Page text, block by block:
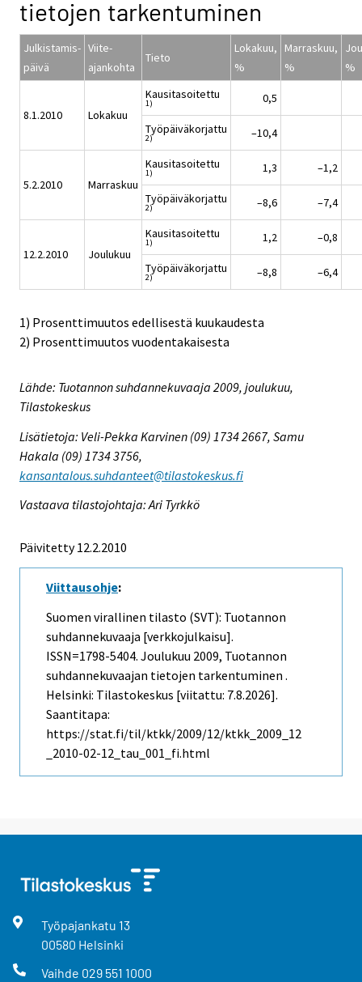
tietojen tarkentuminen
Julkistamis-
päivä
Viite-
ajankohta
Tieto
Lokakuu,
%
Marraskuu,
%
%
8.1.2010 Lokakuu
Kausitasoitettu
1) 0,5
Työpäiväkorjattu
2) –10,4
5.2.2010 Marraskuu
Kausitasoitettu
1) 1,3 –1,2
Työpäiväkorjattu
2) –8,6 –7,4
12.2.2010 Joulukuu
Kausitasoitettu
1) 1,2 –0,8
Työpäiväkorjattu
2) –8,8 –6,4
1) Prosenttimuutos edellisestä kuukaudesta
2) Prosenttimuutos vuodentakaisesta
Lähde: Tuotannon suhdannekuvaaja 2009, joulukuu,
Tilastokeskus
Lisätietoja: Veli-Pekka Karvinen (09) 1734 2667, Samu
Hakala (09) 1734 3756,
kansantalous.suhdanteet@tilastokeskus.fi
Vastaava tilastojohtaja: Ari Tyrkkö
Päivitetty 12.2.2010
Viittausohje:
Suomen virallinen tilasto (SVT): Tuotannon
suhdannekuvaaja [verkkojulkaisu].
ISSN=1798-5404. Joulukuu 2009, Tuotannon
suhdannekuvaajan tietojen tarkentuminen .
Helsinki: Tilastokeskus [viitattu: 7.8.2026].
Saantitapa:
https://stat.fi/til/ktkk/2009/12/ktkk_2009_12
_2010-02-12_tau_001_fi.html
Työpajankatu 13
00580 Helsinki
Vaihde 029 551 1000